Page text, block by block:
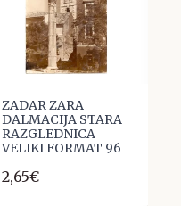
ZADAR ZARA
DALMACIJA STARA
RAZGLEDNICA
VELIKI FORMAT 96
2,65€